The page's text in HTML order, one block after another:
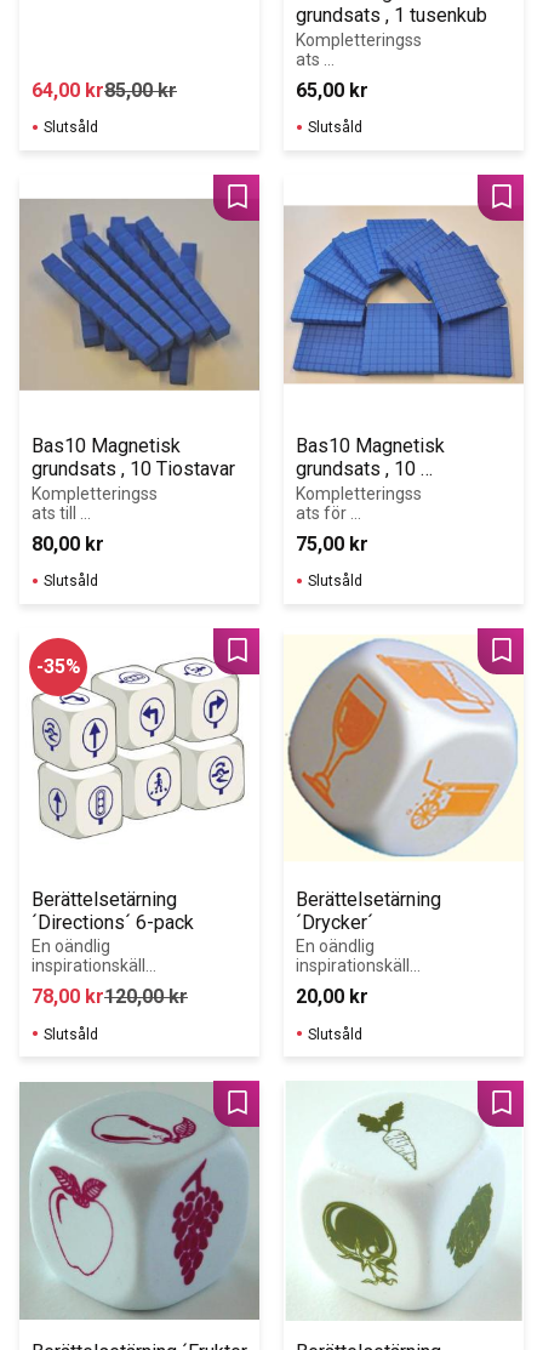
64,00 kr85,00kr
Slutsåld
grundsats , 1 tusenkub
Kompletteringss
ats
till Magnetisk
BAS 10
grundsats
65,00 kr
Slutsåld
Bas10 Magnetisk
grundsats , 10 Tiostavar
Kompletteringss
ats till
Magnetisk bas
10 grundsats
80,00 kr
Lägg till i favoriter
Slutsåld
Bas10 Magnetisk
grundsats , 10
hundraplattor
Kompletteringss
ats för
Magnetiskt bas
10 grundsats.
75,00 kr
Slutsåld
Berättelsetärning
´Directions´ 6-pack
En oändlig
inspirationskälla
för
språkinlärning.
78,00 kr120,00kr
35% Lägg till i favoriter
Slutsåld
Berättelsetärning
´Drycker´
En oändlig
inspirationskälla
för
språkinlärning.
20,00 kr
Slutsåld
Lägg till i favoriter